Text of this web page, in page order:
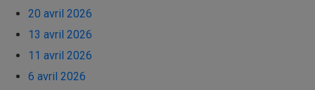
20 avril 2026
13 avril 2026
11 avril 2026
6 avril 2026